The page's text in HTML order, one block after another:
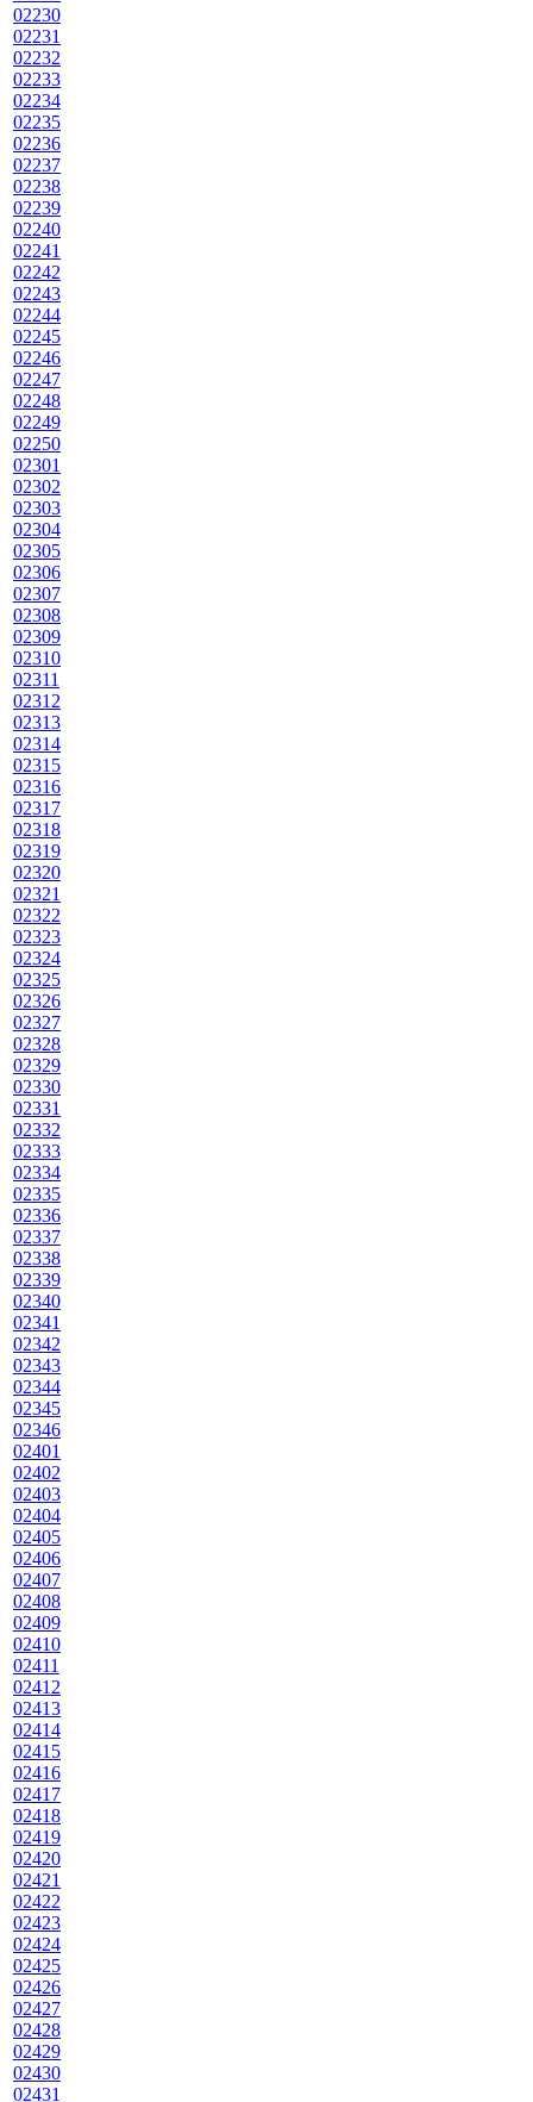
02230
02231
02232
02233
02234
02235
02236
02237
02238
02239
02240
02241
02242
02243
02244
02245
02246
02247
02248
02249
02250
02301
02302
02303
02304
02305
02306
02307
02308
02309
02310
02311
02312
02313
02314
02315
02316
02317
02318
02319
02320
02321
02322
02323
02324
02325
02326
02327
02328
02329
02330
02331
02332
02333
02334
02335
02336
02337
02338
02339
02340
02341
02342
02343
02344
02345
02346
02401
02402
02403
02404
02405
02406
02407
02408
02409
02410
02411
02412
02413
02414
02415
02416
02417
02418
02419
02420
02421
02422
02423
02424
02425
02426
02427
02428
02429
02430
02431